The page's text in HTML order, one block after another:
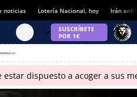
noticias Lotería Nacional, hoy Irán
estar dispuesto a acoger a sus